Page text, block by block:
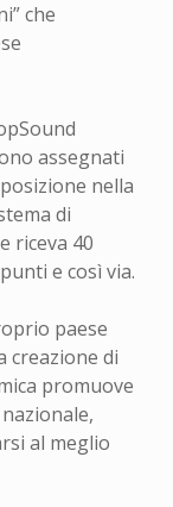
che
assegnati
nella
di
riceva 40
e così via.
paese
creazione di
promuove
al meglio